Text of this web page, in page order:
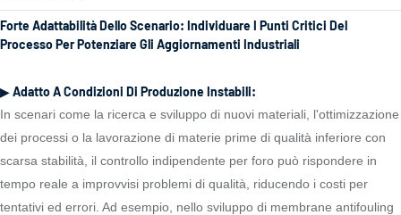
Forte Adattabilità Dello Scenario: Individuare I Punti Critici Del
Processo Per Potenziare Gli Aggiornamenti Industriali
▶ Adatto A Condizioni Di Produzione Instabili:
In scenari come la ricerca e sviluppo di nuovi materiali, l'ottimizzazione
dei processi o la lavorazione di materie prime di qualità inferiore con
scarsa stabilità, il controllo indipendente per foro può rispondere in
tempo reale a improvvisi problemi di qualità, riducendo i costi per
tentativi ed errori. Ad esempio, nello sviluppo di membrane antifouling